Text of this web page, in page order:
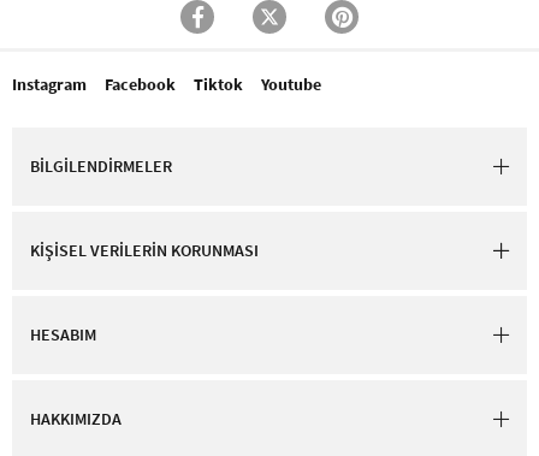
Instagram Facebook Tiktok Youtube
BİLGİLENDİRMELER
KİŞİSEL VERİLERİN KORUNMASI
HESABIM
HAKKIMIZDA